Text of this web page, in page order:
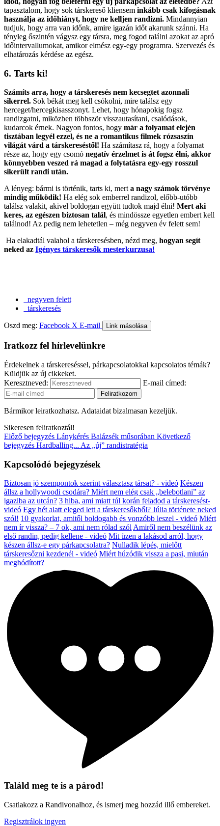
tapasztalom, hogy sok társkereső kliensem inkább csak kifogásnak
használja az időhiányt, hogy ne kelljen randizni. Mindannyian
tudjuk, hogy arra van időnk, amire igazán időt akarunk szánni. Ha
tényleg őszintén vágysz egy társra, meg fogod találni azokat az apró
időintervallumokat, amikor elmész egy-egy programra. Szervezés és
elhatározás kérdése az egész.
6. Tarts ki!
Számíts arra, hogy a társkeresés nem kecsegtet azonnali
sikerrel. Sok békát meg kell csókolni, mire találsz egy
herceget/hercegkisasszonyt. Lehet, hogy hónapokig fogsz
randizgatni, miközben többször visszautasítani, csalódások,
kudarcok érnek. Nagyon fontos, hogy már a folyamat elején
tisztában legyél ezzel, és ne a romantikus filmek rózsaszín
világát várd a társkereséstől! Ha számítasz rá, hogy a folyamat
része az, hogy egy csomó negatív érzelmet is át fogsz élni, akkor
könnyebben veszed rá magad a folytatásra egy-egy rosszul
sikerült randi után.
A lényeg: bármi is történik, tarts ki, merta nagy számok törvénye
mindig működik! Ha elég sok emberrel randizol, előbb-utóbb
találsz valakit, akivel boldogan együtt tudtok majd élni! Mert aki
keres, az egészen biztosan talál, és mindössze egyetlen embert kell
találnod! Az pedig nem lehetetlen – még negyven év felett sem!
Ha elakadtál valahol a társkeresésben, nézd meg, hogyan segít
neked az Igényes társkeresők mesterkurzusa!
negyven felett
társkeresés
Oszd meg: Facebook X E-mail Link másolása
Iratkozz fel hírlevelünkre
Érdekelnek a társkereséssel, párkapcsolatokkal kapcsolatos témák?
Küldjük az új cikkeket.
Keresztneved:
E-mail címed:
Bármikor leiratkozhatsz. Adataidat bizalmasan kezeljük.
Sikeresen feliratkoztál!
Előző bejegyzés Lánykérés Balázsék műsorában Következő
bejegyzés Hardballing... Az „új” randistratégia
Kapcsolódó bejegyzések
Biztosan jó szempontok szerint választasz társat? - videó Készen
állsz a hollywoodi csodára? Miért nem elég csak „belebotlani” az
igaziba az utcán? 3 hiba, ami miatt túl korán feladod a társkeresést-
videó Egy hét alatt eleged lett a társkeresőkből? Júlia története neked
szól! 10 gyakorlat, amitől boldogabb és vonzóbb leszel - videó Miért
nem ír vissza? – 7 ok, ami nem rólad szól Amiről nem beszélünk az
első randin, pedig kellene - videó Mit üzen a lakásod arról, hogy
készen állsz-e egy párkapcsolatra? Nulladik lépés, mielőtt
társkeresőzni kezdenél - videó Miért húzódik vissza a pasi, miután
meghódított?
Találd meg te is a párod!
Csatlakozz a Randivonalhoz, és ismerj meg hozzád illő embereket.
Regisztrálok ingyen